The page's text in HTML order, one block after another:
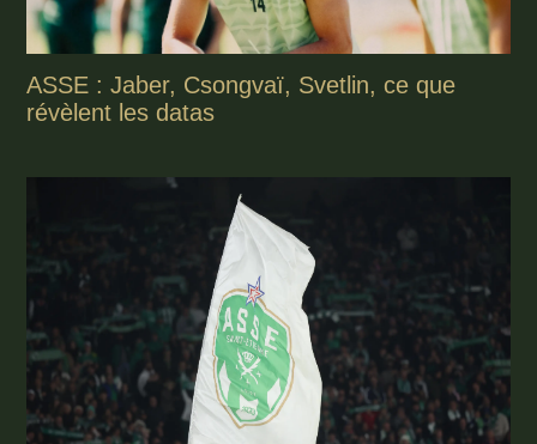
ASSE : Jaber, Csongvaï, Svetlin, ce que
révèlent les datas